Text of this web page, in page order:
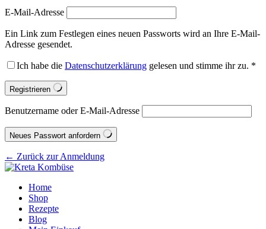
E-Mail-Adresse
Ein Link zum Festlegen eines neuen Passworts wird an Ihre E-Mail-
Adresse gesendet.
Ich habe die Datenschutzerklärung gelesen und stimme ihr zu. *
Registrieren
Benutzername oder E-Mail-Adresse
Neues Passwort anfordern
← Zurück zur Anmeldung
Home
Shop
Rezepte
Blog